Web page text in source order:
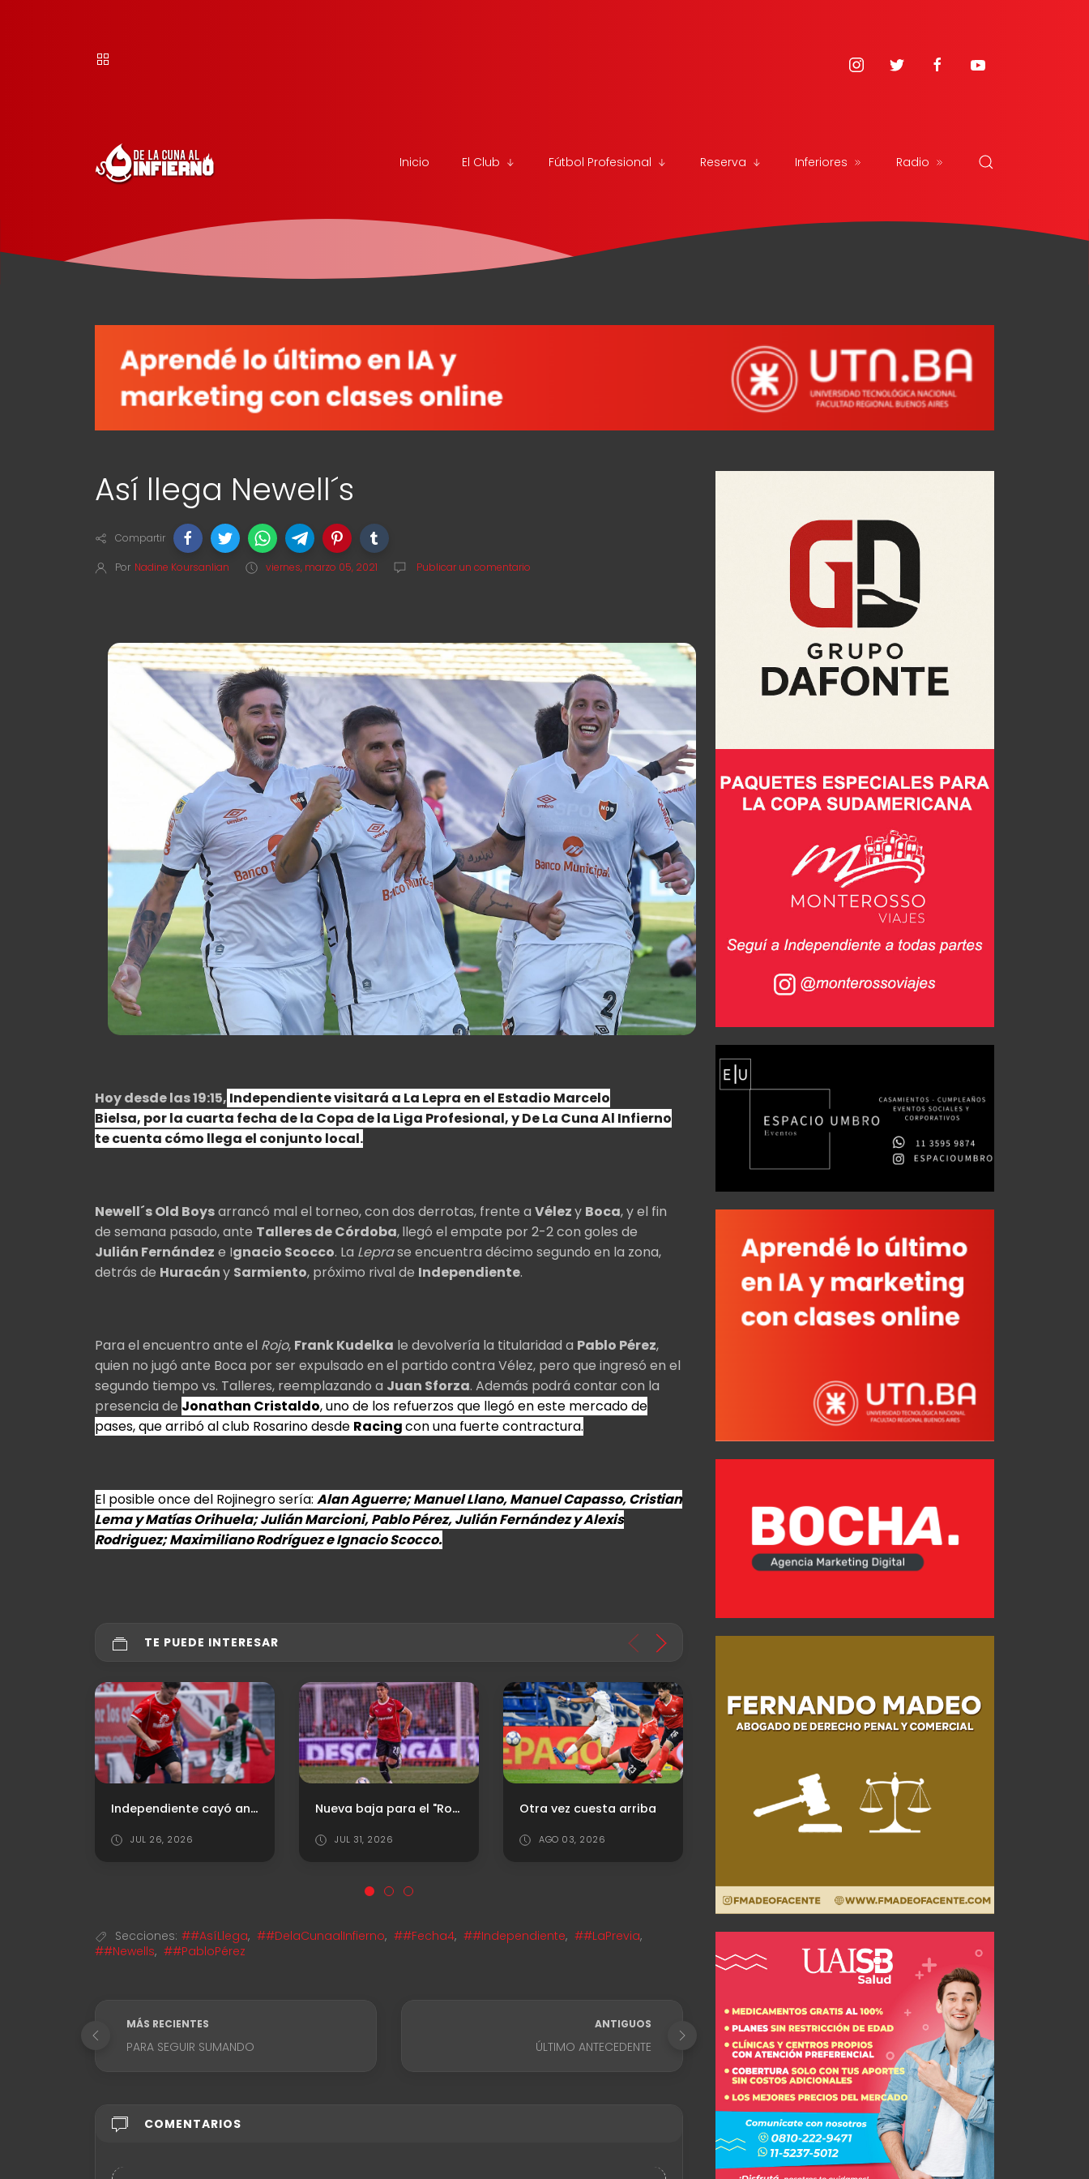
Inicio El Club Fútbol Profesional Reserva Inferiores Radio
Así llega Newell´s
Compartir
Por Nadine Koursanlian viernes, marzo 05, 2021 Publicar un comentario
Hoy desde las 19:15, Independiente visitará a La Lepra en el Estadio Marcelo
Bielsa, por la cuarta fecha de la Copa de la Liga Profesional,y De La Cuna Al Infierno
te cuenta cómo llega el conjunto local.
Newell´s Old Boysarrancó mal el torneo, con dos derrotas, frente a Vélezy Boca, y el fin
de semana pasado, ante Talleres de Córdoba,llegó el empate por 2-2 con goles de
Julián Fernández e Ignacio Scocco. La Leprase encuentra décimo segundo en la zona,
detrás de Huracány Sarmiento, próximo rival de Independiente.
Para el encuentro ante el Rojo, Frank Kudelka le devolvería la titularidad a Pablo Pérez,
quien no jugó ante Boca por ser expulsado en el partido contra Vélez, pero que ingresó en el
segundo tiempo vs. Talleres, reemplazando a Juan Sforza. Además podrá contar con la
presencia de Jonathan Cristaldo, uno de los refuerzos que llegó en este mercado de
pases, que arribó al club Rosarino desde Racingcon una fuerte contractura.
El posible once del Rojinegro sería: Alan Aguerre; Manuel Llano, Manuel Capasso, Cristian
Lema y Matías Orihuela; Julián Marcioni, Pablo Pérez, Julián Fernández y Alexis
Rodriguez; Maximiliano Rodríguez e Ignacio Scocco.
TE PUEDE INTERESAR
Independiente cayó ante Pinocho y se despidió de la Copa de Oro
JUL 26, 2026
Nueva baja para el "Rojo"
JUL 31, 2026
Otra vez cuesta arriba
AGO 03, 2026
Historial ante Vélez
Secciones: ##AsíLlega, ##DelaCunaalInfierno, ##Fecha4, ##Independiente, ##LaPrevia,
##Newells, ##PabloPérez
MÁS RECIENTES
PARA SEGUIR SUMANDO
ANTIGUOS
ÚLTIMO ANTECEDENTE
COMENTARIOS